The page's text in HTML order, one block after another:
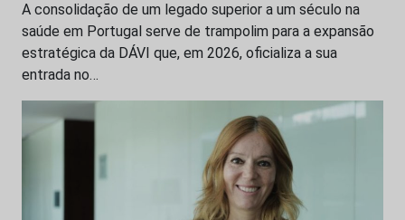
A consolidação de um legado superior a um século na
saúde em Portugal serve de trampolim para a expansão
estratégica da DÁVI que, em 2026, oficializa a sua
entrada no…